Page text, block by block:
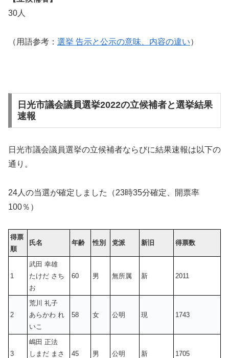
30人
（用語参考： 選挙 告示と公示の意味、内容の違い）
日光市議会議員選挙2022の立候補者と選挙結果
速報
日光市議会議員選挙の立候補者ならびに結果速報は以下の
通り。
24人の当選が確定しました（23時35分確定、開票率
100％）
得票
順
氏名 年齢 性別 党派 新旧 得票数
1
武田 幸雄
たけだ さち
お
60 男 無所属 新 2011
2
荒川 礼子
あらかわ れ
いこ
58 女 公明 現 1743
3
嶋田 正法
しまだ まさ
45 男 公明 新 1705